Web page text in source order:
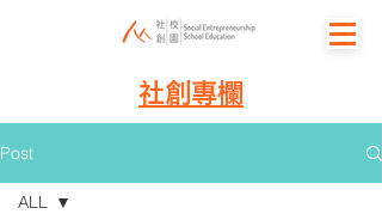
社創專欄
Post
ALL